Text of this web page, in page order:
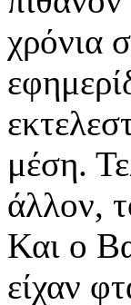
χρόνια
μέση.
άλλον,
Και ο
είχαν